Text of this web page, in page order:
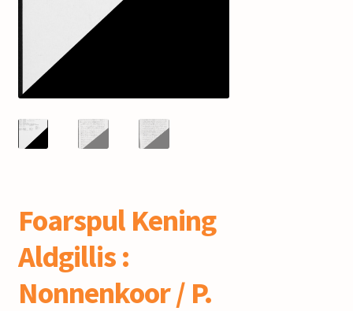
Foarspul Kening
Aldgillis :
Nonnenkoor / P.